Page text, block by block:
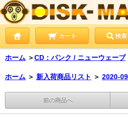
カート 検索
ホーム ＞CD：パンク / ニューウェーブ
ホーム ＞ 新入荷商品リスト ＞ 2020-
前の商品へ